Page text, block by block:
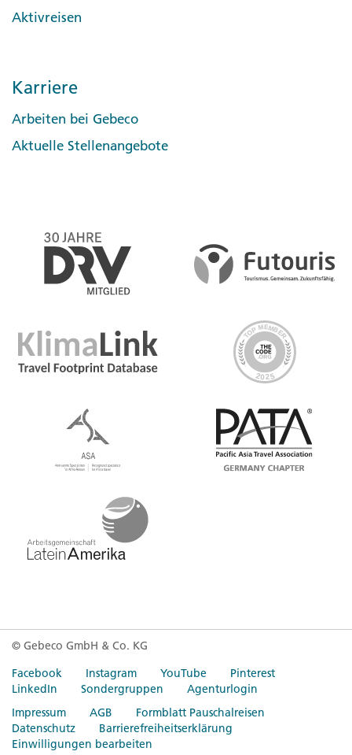
Aktivreisen
Karriere
Arbeiten bei Gebeco
Aktuelle Stellenangebote
© Gebeco GmbH & Co. KG
Facebook
Instagram YouTube
Pinterest
LinkedIn
Sondergruppen
Agenturlogin
Impressum
AGB
Formblatt Pauschalreisen
Datenschutz
Barrierefreiheitserklärung
Einwilligungen bearbeiten